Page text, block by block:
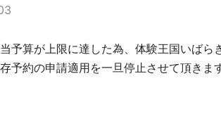
予算が上限に達した為、体験王国いばら
予約の申請適用を一旦停止させて頂きま